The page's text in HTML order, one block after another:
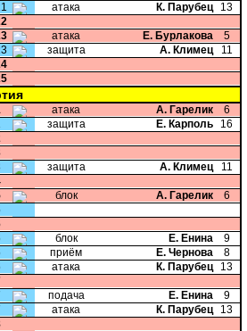
атака К. Парубец
13
атака Е. Бурлакова
5
защита А. Климец
11
атака А. Гарелик
6
защита Е. Карполь
16
защита А. Климец
11
блок А. Гарелик
6
блок Е. Енина
9
приём Е. Чернова
8
атака К. Парубец
13
подача Е. Енина
9
атака К. Парубец
13